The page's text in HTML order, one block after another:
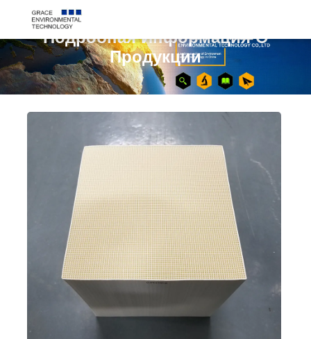
Подробная Информация О
Продукции